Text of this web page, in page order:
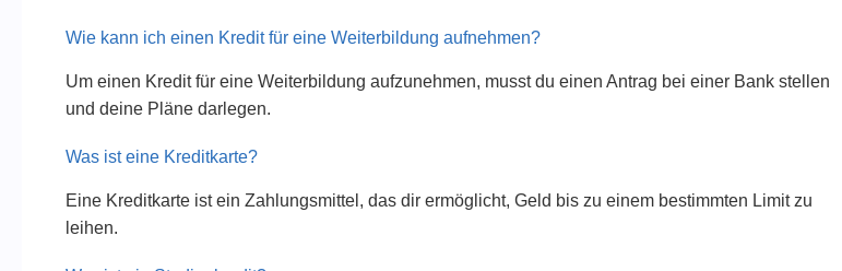
Wie kann ich einen Kredit für eine Weiterbildung aufnehmen?
Um einen Kredit für eine Weiterbildung aufzunehmen, musst du einen Antrag bei einer Bank stellen
und deine Pläne darlegen.
Was ist eine Kreditkarte?
Eine Kreditkarte ist ein Zahlungsmittel, das dir ermöglicht, Geld bis zu einem bestimmten Limit zu
leihen.